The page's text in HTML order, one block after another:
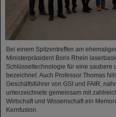
Bei einem Spitzentreffen am
Ministerpräsident Boris Rhein
Schlüsseltechnologie für eine saubere
bezeichnet. Auch Professor Thomas
Geschäftsführer von GSI und FAIR,
unterzeichnete gemeinsam mit
Wirtschaft und Wissenschaft ein
Kernfusion.